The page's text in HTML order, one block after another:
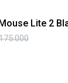
Lite 2